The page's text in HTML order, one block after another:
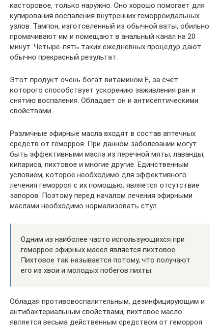
касторовое, только наружно. Оно хорошо помогает для
купирования воспаления внутренних геморроидальных
узлов. Тампон, изготовленный из обычной ваты, обильно
промачивают им и помещают в анальный канал на 20
минут. Четыре-пять таких ежедневных процедур дают
обычно прекрасный результат.
Этот продукт очень богат витамином Е, за счёт
которого способствует ускорению заживления ран и
снятию воспаления. Обладает он и антисептическими
свойствами.
Различные эфирные масла входят в состав аптечных
средств от геморроя. При данном заболевании могут
быть эффективными масла из перечной мяты, лаванды,
кипариса, пихтовое и многие другие. Единственным
условием, которое необходимо для эффективного
лечения геморроя с их помощью, является отсутствие
запоров. Поэтому перед началом лечения эфирными
маслами необходимо нормализовать стул.
Одним из наиболее часто использующихся при
геморрое эфирных масел является пихтовое.
Пихтовое так называется потому, что получают
его из хвои и молодых побегов пихты.
Обладая противовоспалительным, дезинфицирующим и
антибактериальным свойствами, пихтовое масло
является весьма действенным средством от геморроя.